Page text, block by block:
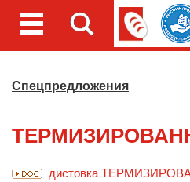
Спецпредложения
дистовка